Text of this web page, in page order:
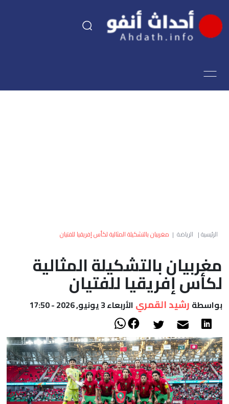
اقتصاد
العالم
أعمدة
الصحراء
الرئيسية| الرياضة | مغربيان بالتشكيلة المثالية لكأس إفريقيا للفتيان
مغربيان بالتشكيلة المثالية
لكأس إفريقيا للفتيان
بواسطة رشيد القمري الأربعاء 3 يونيو, 2026 - 17:50